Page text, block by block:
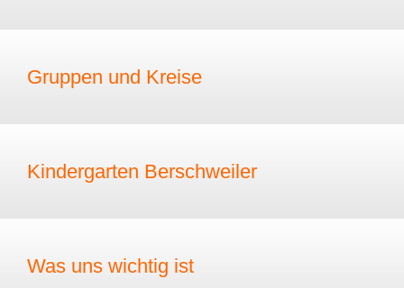
Gruppen und Kreise
Kindergarten Berschweiler
Was uns wichtig ist